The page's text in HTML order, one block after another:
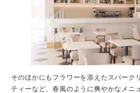
そのほかにもフラワーを添えたスパーク
ティーなど、春風のように爽やかなメニ